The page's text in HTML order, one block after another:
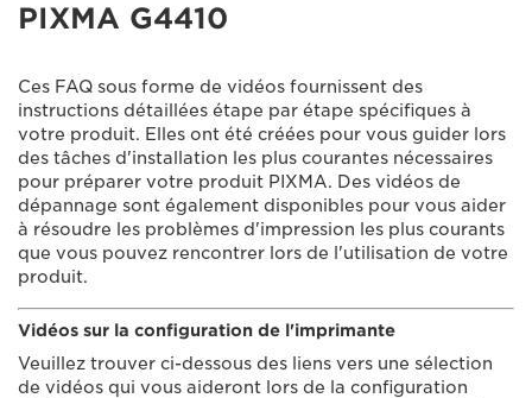
PIXMA G4410
Ces FAQ sous forme de vidéos fournissent des
instructions détaillées étape par étape spécifiques à
votre produit. Elles ont été créées pour vous guider lors
des tâches d'installation les plus courantes nécessaires
pour préparer votre produit PIXMA. Des vidéos de
dépannage sont également disponibles pour vous aider
à résoudre les problèmes d'impression les plus courants
que vous pouvez rencontrer lors de l'utilisation de votre
produit.
Vidéos sur la configuration de l'imprimante
Veuillez trouver ci-dessous des liens vers une sélection
de vidéos qui vous aideront lors de la configuration